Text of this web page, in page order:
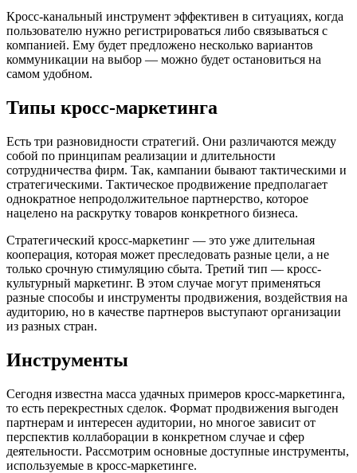
Кросс-канальный инструмент эффективен в ситуациях, когда
пользователю нужно регистрироваться либо связываться с
компанией. Ему будет предложено несколько вариантов
коммуникации на выбор — можно будет остановиться на
самом удобном.
Типы кросс-маркетинга
Есть три разновидности стратегий. Они различаются между
собой по принципам реализации и длительности
сотрудничества фирм. Так, кампании бывают тактическими и
стратегическими. Тактическое продвижение предполагает
однократное непродолжительное партнерство, которое
нацелено на раскрутку товаров конкретного бизнеса.
Стратегический кросс-маркетинг — это уже длительная
кооперация, которая может преследовать разные цели, а не
только срочную стимуляцию сбыта. Третий тип — кросс-
культурный маркетинг. В этом случае могут применяться
разные способы и инструменты продвижения, воздействия на
аудиторию, но в качестве партнеров выступают организации
из разных стран.
Инструменты
Сегодня известна масса удачных примеров кросс-маркетинга,
то есть перекрестных сделок. Формат продвижения выгоден
партнерам и интересен аудитории, но многое зависит от
перспектив коллаборации в конкретном случае и сфер
деятельности. Рассмотрим основные доступные инструменты,
используемые в кросс-маркетинге.